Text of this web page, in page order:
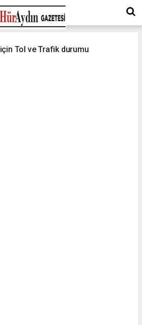
için Tol ve Trafik durumu